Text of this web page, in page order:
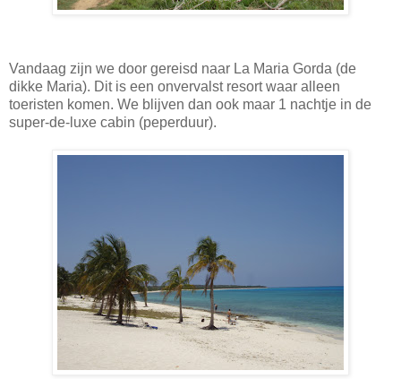
Vandaag zijn we door gereisd naar La Maria Gorda (de
dikke Maria). Dit is een onvervalst resort waar alleen
toeristen komen. We blijven dan ook maar 1 nachtje in de
super-de-luxe cabin (peperduur).